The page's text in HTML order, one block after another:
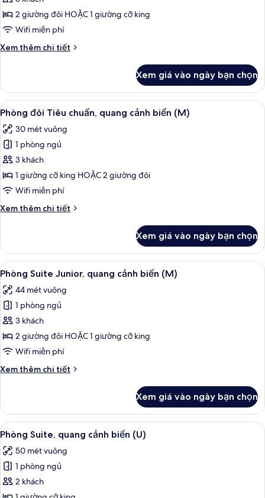
đôi
Tiêu
(M)
2 giường đôi HOẶC 1 giường cỡ king
Wifi miễn phí
Xem thêm chi tiết
Chi
Phòng
đôi
Tiêu
chuẩn
(M)
Xem giá vào ngày bạn chọn
Xem
tất
cả
ảnh
Phòng
đôi
Tiêu
quang
(M)
Minibar, két bảo mật tại phòng, khu
2
Phòng đôi Tiêu chuẩn, quang cảnh biển (M)
30 mét vuông
1 phòng ngủ
3 khách
1 giường cỡ king HOẶC 2 giường đôi
Wifi miễn phí
Xem thêm chi tiết
Chi
Phòng
đôi
Tiêu
chuẩn,
quang
cảnh
biển
(M)
Xem giá vào ngày bạn chọn
Xem
tất
cả
ảnh
Phòng
Suite
Junior,
cảnh
Minibar, két bảo mật tại phòng, khu
2
Phòng Suite Junior, quang cảnh biển (M)
44 mét vuông
1 phòng ngủ
3 khách
2 giường đôi HOẶC 1 giường cỡ king
Wifi miễn phí
Xem thêm chi tiết
Chi
Phòng
Suite
Junior,
quang
cảnh
biển
(M)
Xem giá vào ngày bạn chọn
Xem
tất
cả
ảnh
Phòng
Minibar, két bảo mật tại phòng, khu
3
Phòng Suite, quang cảnh biển (U)
50 mét vuông
1 phòng ngủ
2 khách